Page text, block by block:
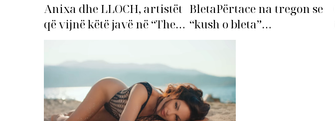
Anixa dhe LLOCH, artistët
që vijnë këtë javë në “The
BletaPërtace na tregon se
“kush o bleta”…